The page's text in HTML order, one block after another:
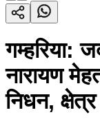
गम्हरिया:
नारायण
निधन,